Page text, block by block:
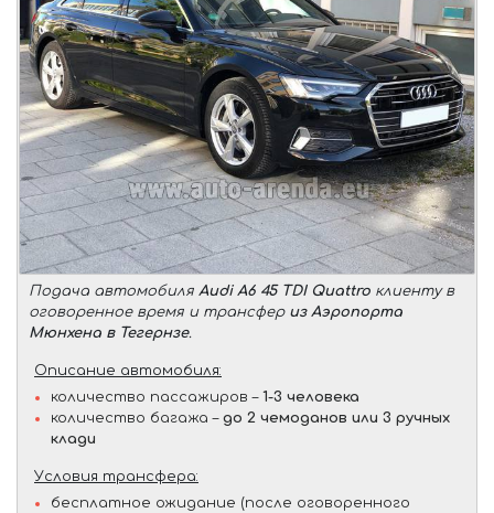
Подача автомобиля Audi A6 45 TDI Quattro клиенту в
оговоренное время и трансфер из Аэропорта
Мюнхена в Тегернзе.
Описание автомобиля:
количество пассажиров – 1-3 человека
количество багажа – до 2 чемоданов или 3 ручных
клади
Условия трансфера:
бесплатное ожидание (после оговоренного